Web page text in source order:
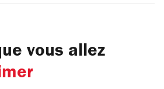
vous allez